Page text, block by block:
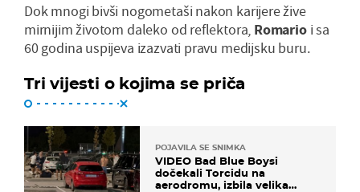
Dok mnogi bivši nogometaši nakon karijere žive
mirnijim životom daleko od reflektora, Romarioi sa
60 godina uspijeva izazvati pravu medijsku buru.
Tri vijesti o kojima se priča
POJAVILA SE SNIMKA
VIDEO Bad Blue Boysi
dočekali Torcidu na
aerodromu, izbila velika